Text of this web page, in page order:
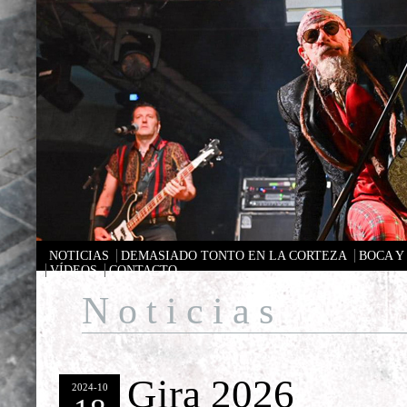
NOTICIAS DEMASIADO TONTO EN LA CORTEZA
BOCA
VÍDEOS
CONTACTO
Noticias
Gira 2026
2024-10